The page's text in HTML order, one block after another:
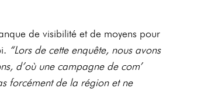
de visibilité et de moyens pour
“Lors de cette enquête, nous avons
d’où une campagne de com’
forcément de la région et ne